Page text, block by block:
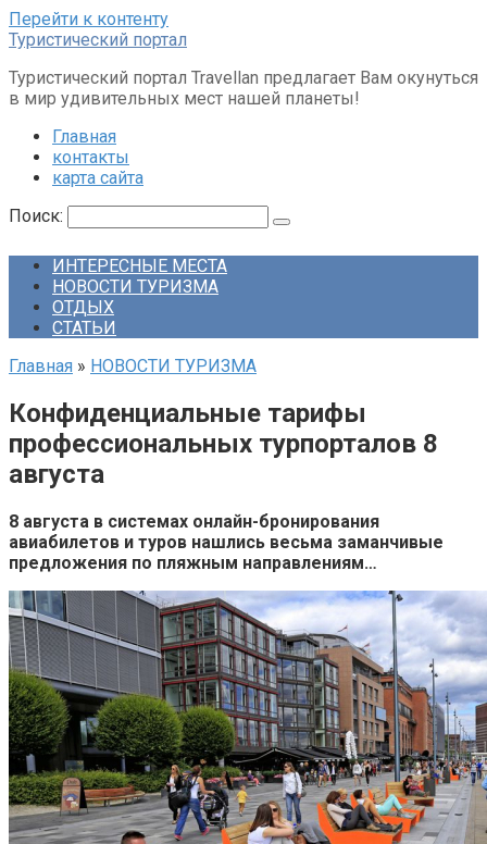
Перейти к контенту
Туристический портал
Туристический портал Travellan предлагает Вам окунуться
в мир удивительных мест нашей планеты!
Главная
контакты
карта сайта
Поиск:
ИНТЕРЕСНЫЕ МЕСТА
НОВОСТИ ТУРИЗМА
ОТДЫХ
СТАТЬИ
Главная » НОВОСТИ ТУРИЗМА
Конфиденциальные тарифы
профессиональных турпорталов 8
августа
8 августа в системах онлайн-бронирования
авиабилетов и туров нашлись весьма заманчивые
предложения по пляжным направлениям…